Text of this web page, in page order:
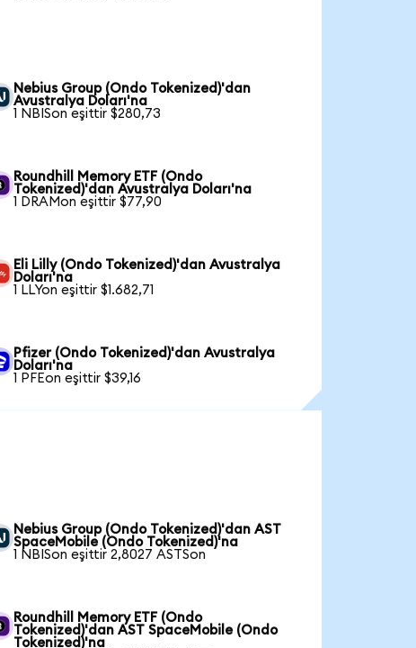
Nebius Group (Ondo Tokenized)'dan
Avustralya Doları'na
1 NBISon eşittir $280,73
Roundhill Memory ETF (Ondo
Tokenized)'dan Avustralya Doları'na
1 DRAMon eşittir $77,90
Eli Lilly (Ondo Tokenized)'dan Avustralya
Doları'na
1 LLYon eşittir $1.682,71
Pfizer (Ondo Tokenized)'dan Avustralya
Doları'na
1 PFEon eşittir $39,16
Nebius Group (Ondo Tokenized)'dan AST
SpaceMobile (Ondo Tokenized)'na
1 NBISon eşittir 2,8027 ASTSon
Roundhill Memory ETF (Ondo
Tokenized)'dan AST SpaceMobile (Ondo
Tokenized)'na